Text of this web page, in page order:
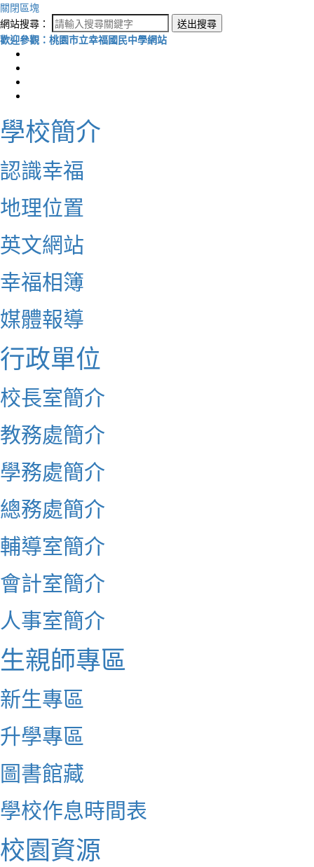
關閉區塊
網站搜尋：
送出搜尋
歡迎參觀：桃園市立幸福國民中學網站
學校簡介
認識幸福
地理位置
英文網站
幸福相簿
媒體報導
行政單位
校長室簡介
教務處簡介
學務處簡介
總務處簡介
輔導室簡介
會計室簡介
人事室簡介
生親師專區
新生專區
升學專區
圖書館藏
學校作息時間表
校園資源